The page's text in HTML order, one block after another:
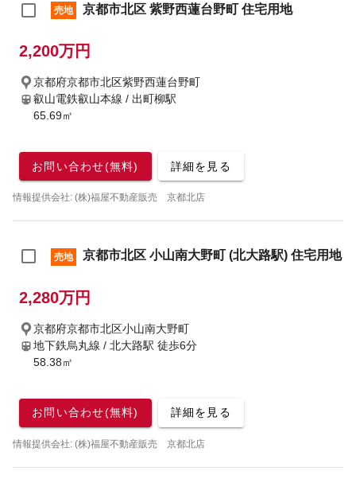
売地 京都市北区 紫野西蓮台野町 住宅用地
2,200万円
京都府京都市北区紫野西蓮台野町
叡山電鉄叡山本線 / 出町柳駅
65.69㎡
お問い合わせ(無料) 詳細を見る
情報提供会社: (株)福屋不動産販売 京都北店
売地 京都市北区 小山南大野町 (北大路駅) 住宅用地
2,280万円
京都府京都市北区小山南大野町
地下鉄烏丸線 / 北大路駅 徒歩6分
58.38㎡
お問い合わせ(無料) 詳細を見る
情報提供会社: (株)福屋不動産販売 京都北店